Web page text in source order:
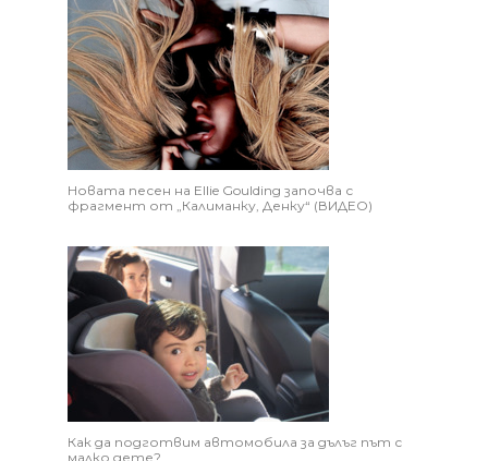
Новата песен на Ellie Goulding започва с
фрагмент от „Калиманку, Денку“ (ВИДЕО)
Как да подготвим автомобила за дълъг път с
малко дете?